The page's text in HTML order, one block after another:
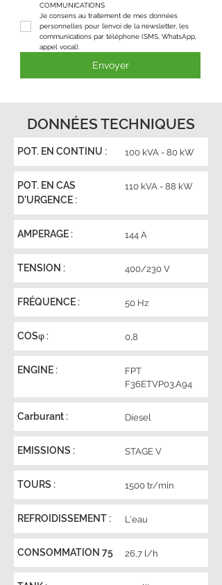
COMMUNICATIONS
Je consens au traitement de mes données
personnelles pour l’envoi de la newsletter, les
communications par téléphone (SMS, WhatsApp,
appel vocal).
Envoyer
DONNÉES TECHNIQUES
POT. EN CONTINU : 100 kVA - 80 kW
POT. EN CAS
D'URGENCE :
110 kVA - 88 kW
AMPERAGE : 144 A
TENSION : 400/230 V
FRÉQUENCE : 50 Hz
COSφ : 0,8
ENGINE :
FPT
F36ETVP03.A94
Carburant : Diesel
EMISSIONS : STAGE V
TOURS : 1500 tr/min
REFROIDISSEMENT : L'eau
CONSOMMATION 75 26,7 l/h